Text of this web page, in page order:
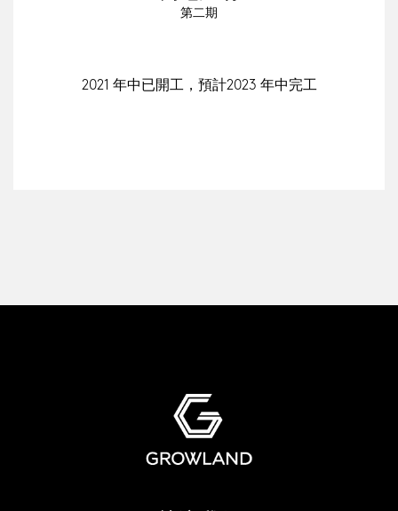
第二期
2021 年中已開工，預計2023 年中完工